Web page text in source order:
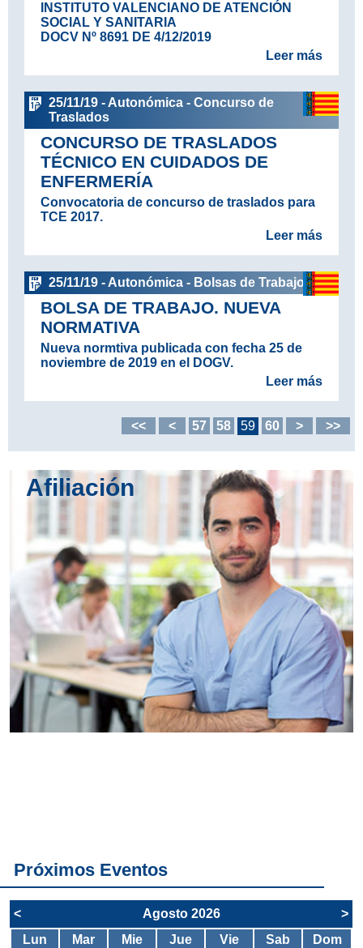
INSTITUTO VALENCIANO DE ATENCIÓN
SOCIAL Y SANITARIA
DOCV Nº 8691 DE 4/12/2019
Leer más
25/11/19 - Autonómica - Concurso de
Traslados
CONCURSO DE TRASLADOS
TÉCNICO EN CUIDADOS DE
ENFERMERÍA
Convocatoria de concurso de traslados para
TCE 2017.
Leer más
25/11/19 - Autonómica - Bolsas de Trabajo
BOLSA DE TRABAJO. NUEVA
NORMATIVA
Nueva normtiva publicada con fecha 25 de
noviembre de 2019 en el DOGV.
Leer más
<< < 57 58 59 60 > >>
Afiliación
Próximos Eventos
< Agosto 2026
>
Lun
Mar Mie Jue Vie Sab Dom